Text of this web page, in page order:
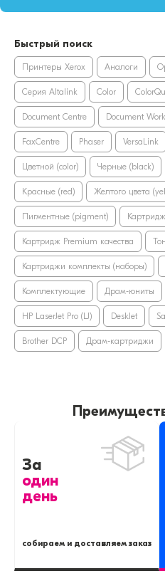
Быстрый поиск
Принтеры Xerox Аналоги
Серия Altalink Color
Document Centre Document
FaxCentre Phaser VersaLink
Цветной (color) Черные (black)
Красные (red) Желтого цвета
Пигментные (pigment)
Картридж Premium качества
Картриджи комплекты (наборы)
Комплектующие Драм-юниты
HP LaserJet Pro (LJ) DeskJet
Brother DCP Драм-картриджи
За
один
день
собираем и доставляем заказ